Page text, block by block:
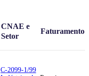
CNAE e
Setor
Faturamento
C-2099-1/99